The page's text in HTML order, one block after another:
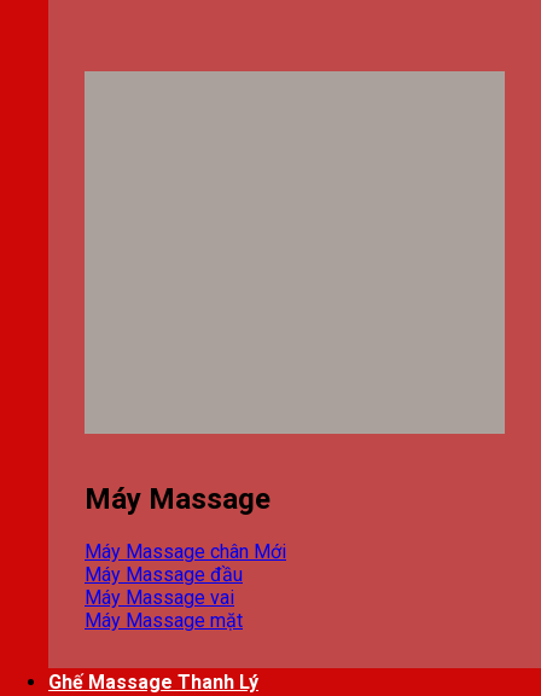
Máy Massage
Máy Massage chân
Máy Massage đầu
Máy Massage vai
Máy Massage mặt
Ghế Massage Thanh Lý